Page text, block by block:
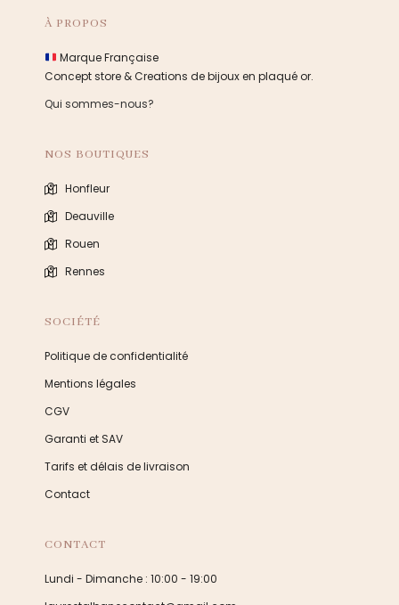
À PROPOS
Marque Française
Concept store & Creations de bijoux en plaqué or.
Qui sommes-nous?
NOS BOUTIQUES
Honfleur
Deauville
Rouen
Rennes
SOCIÉTÉ
Politique de confidentialité
Mentions légales
CGV
Garanti et SAV
Tarifs et délais de livraison
Contact
CONTACT
Lundi - Dimanche : 10:00 - 19:00